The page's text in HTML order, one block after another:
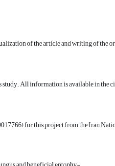
of the article and writing of the
study. All information is available in the
for this project from the Iran